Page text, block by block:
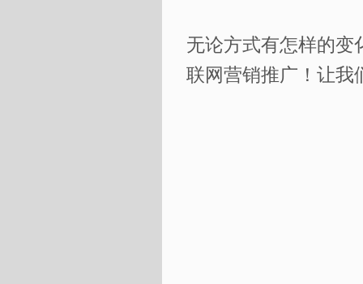
无论方式有怎样的变
联网营销推广！让我